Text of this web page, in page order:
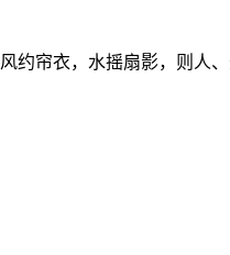
帘衣，水摇扇影，则人